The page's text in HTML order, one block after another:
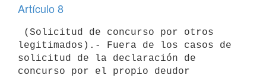
Artículo 8
legitimados).- Fuera de los casos de
solicitud de la declaración de
concurso por el propio deudor